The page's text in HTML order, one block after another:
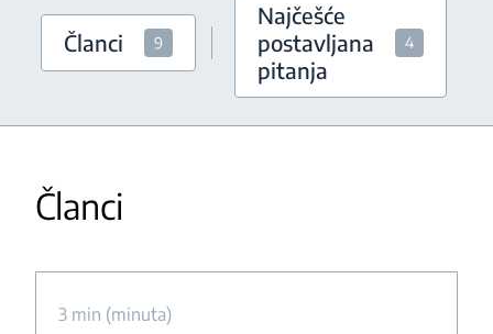
Članci 9
Najčešće
postavljana
pitanja
4
Članci
3 min (minuta)